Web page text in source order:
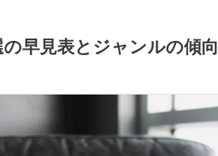
早見表とジャンルの傾向